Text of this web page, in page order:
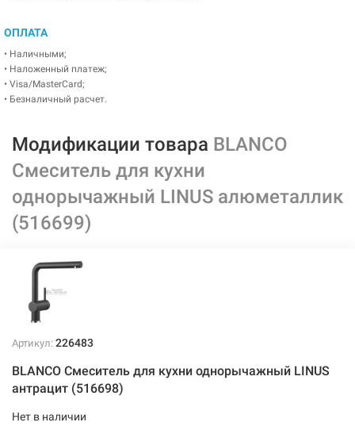
ОПЛАТА
• Наличными;
• Наложенный платеж;
• Visa/MasterCard;
• Безналичный расчет.
Модификации товара BLANCO
Смеситель для кухни
однорычажный LINUS алюметаллик
(516699)
Артикул: 226483
BLANCO Смеситель для кухни однорычажный LINUS
антрацит (516698)
Нет в наличии